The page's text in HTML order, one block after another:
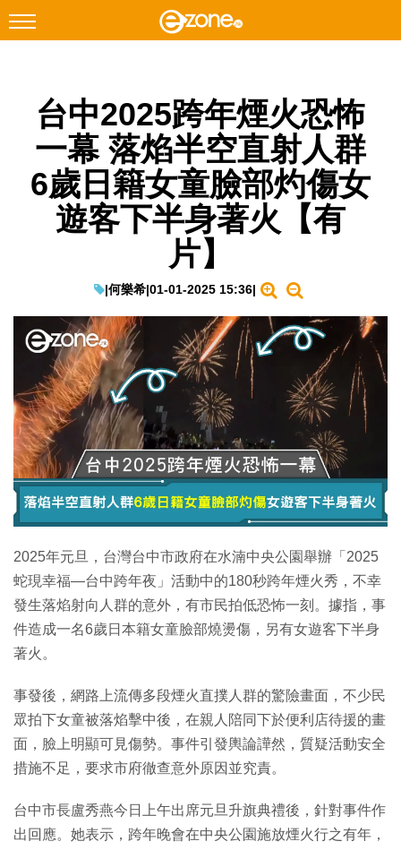
Facebook Instagram
科技焦點
網絡生活
遊戲動漫
IT Times
生成式AI與雲端應用
Enterprise Digital Transformation
特集
台中2025跨年煙火恐怖
一幕 落焰半空直射人群
6歲日籍女童臉部灼傷女
遊客下半身著火【有
片】
|何樂希|01-01-2025 15:36|
2025年元旦，台灣台中市政府在水湳中央公園舉辦「2025
蛇現幸福—台中跨年夜」活動中的180秒跨年煙火秀，不幸
發生落焰射向人群的意外，有市民拍低恐怖一刻。據指，事
件造成一名6歲日本籍女童臉部燒燙傷，另有女遊客下半身
著火。
事發後，網路上流傳多段煙火直撲人群的驚險畫面，不少民
眾拍下女童被落焰擊中後，在親人陪同下於便利店待援的畫
面，臉上明顯可見傷勢。事件引發輿論譁然，質疑活動安全
措施不足，要求市府徹查意外原因並究責。
台中市長盧秀燕今日上午出席元旦升旗典禮後，針對事件作
出回應。她表示，跨年晚會在中央公園施放煙火行之有年，